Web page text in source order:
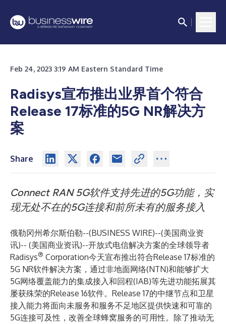
Feb 24, 2023 3:19 AM Eastern Standard Time
Radisys宣布推出业界首个符合
Release 17标准的5G NR解决方
案
Share
Connect RAN 5G软件支持先进的5G功能，实
现无处不在的5G连接和前所未有的服务接入
俄勒冈州希尔斯伯勒--(BUSINESS WIRE)--(美国商业资
讯)-- (美国商业资讯)--开放式电信解决方案的全球领导者
Radisys® Corporation今天宣布推出符合Release 17标准的
5G NR软件解决方案，通过非地面网络(NTN)和能够扩大
5G网络覆盖能力的集成接入和回程(IAB)等先进功能拓展其
屡获殊荣的Release 16软件。Release 17的中继节点和卫星
接入能力将面向未服务和服务不足地区提供快速和可靠的
5G连接可及性，改善全球蜂窝服务的可用性。除了推动无